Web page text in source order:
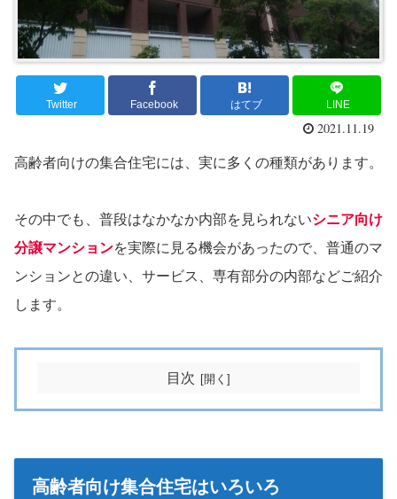
Twitter Facebook はてブ LINE
2021.11.19
高齢者向けの集合住宅には、実に多くの種類があります。
その中でも、普段はなかなか内部を見られないシニア向け
分譲マンションを実際に見る機会があったので、普通のマ
ンションとの違い、サービス、専有部分の内部などご紹介
します。
目次
高齢者向け集合住宅はいろいろ